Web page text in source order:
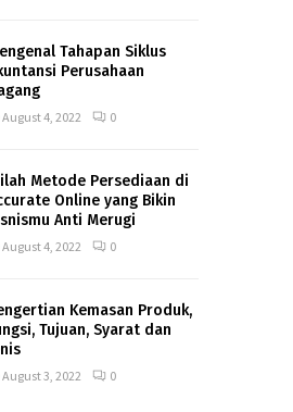
Tahapan Siklus
Perusahaan
August 4, 2022 0
Metode Persediaan di
Online yang Bikin
Anti Merugi
August 4, 2022 0
Kemasan Produk,
Tujuan, Syarat dan
August 3, 2022 0